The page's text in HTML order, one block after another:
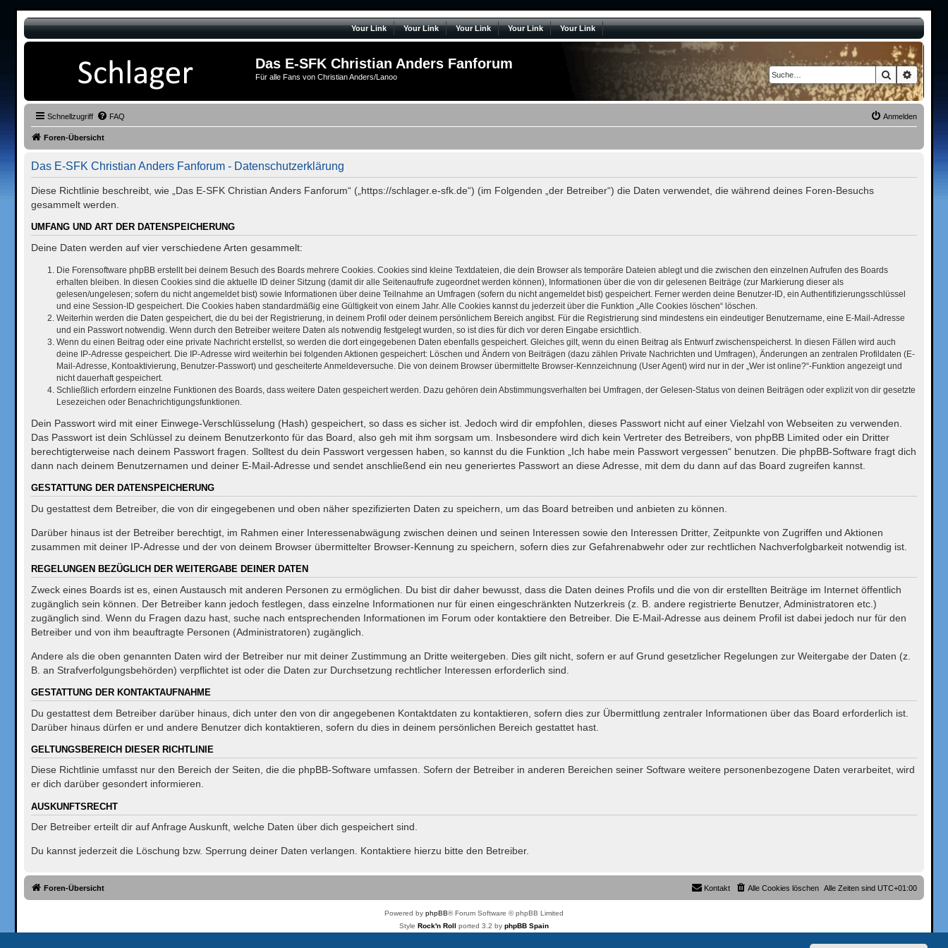
Your Link Your Link Your Link Your Link Your Link
Das E-SFK Christian Anders Fanforum
Für alle Fans von Christian Anders/Lanoo Suche
Schnellzugriff FAQ Anmelden
Foren-Übersicht
Das E-SFK Christian Anders Fanforum - Datenschutzerklärung
Diese Richtlinie beschreibt, wie „Das E-SFK Christian Anders Fanforum“ („https://schlager.e-sfk.de“) (im Folgenden „der Betreiber“) die Daten verwendet, die während deines Foren-Besuchs
gesammelt werden.
UMFANG UND ART DER DATENSPEICHERUNG
Deine Daten werden auf vier verschiedene Arten gesammelt:
Die Forensoftware phpBB erstellt bei deinem Besuch des Boards mehrere Cookies. Cookies sind kleine Textdateien, die dein Browser als temporäre Dateien ablegt und die zwischen den einzelnen Aufrufen des Boards
erhalten bleiben. In diesen Cookies sind die aktuelle ID deiner Sitzung (damit dir alle Seitenaufrufe zugeordnet werden können), Informationen über die von dir gelesenen Beiträge (zur Markierung dieser als
gelesen/ungelesen; sofern du nicht angemeldet bist) sowie Informationen über deine Teilnahme an Umfragen (sofern du nicht angemeldet bist) gespeichert. Ferner werden deine Benutzer-ID, ein Authentifizierungsschlüssel
und eine Session-ID gespeichert. Die Cookies haben standardmäßig eine Gültigkeit von einem Jahr. Alle Cookies kannst du jederzeit über die Funktion „Alle Cookies löschen“ löschen.
Weiterhin werden die Daten gespeichert, die du bei der Registrierung, in deinem Profil oder deinem persönlichem Bereich angibst. Für die Registrierung sind mindestens ein eindeutiger Benutzername, eine E-Mail-Adresse
und ein Passwort notwendig. Wenn durch den Betreiber weitere Daten als notwendig festgelegt wurden, so ist dies für dich vor deren Eingabe ersichtlich.
Wenn du einen Beitrag oder eine private Nachricht erstellst, so werden die dort eingegebenen Daten ebenfalls gespeichert. Gleiches gilt, wenn du einen Beitrag als Entwurf zwischenspeicherst. In diesen Fällen wird auch
deine IP-Adresse gespeichert. Die IP-Adresse wird weiterhin bei folgenden Aktionen gespeichert: Löschen und Ändern von Beiträgen (dazu zählen Private Nachrichten und Umfragen), Änderungen an zentralen Profildaten (E-
Mail-Adresse, Kontoaktivierung, Benutzer-Passwort) und gescheiterte Anmeldeversuche. Die von deinem Browser übermittelte Browser-Kennzeichnung (User Agent) wird nur in der „Wer ist online?“-Funktion angezeigt und
nicht dauerhaft gespeichert.
Schließlich erfordern einzelne Funktionen des Boards, dass weitere Daten gespeichert werden. Dazu gehören dein Abstimmungsverhalten bei Umfragen, der Gelesen-Status von deinen Beiträgen oder explizit von dir gesetzte
Lesezeichen oder Benachrichtigungsfunktionen.
Dein Passwort wird mit einer Einwege-Verschlüsselung (Hash) gespeichert, so dass es sicher ist. Jedoch wird dir empfohlen, dieses Passwort nicht auf einer Vielzahl von Webseiten zu verwenden.
Das Passwort ist dein Schlüssel zu deinem Benutzerkonto für das Board, also geh mit ihm sorgsam um. Insbesondere wird dich kein Vertreter des Betreibers, von phpBB Limited oder ein Dritter
berechtigterweise nach deinem Passwort fragen. Solltest du dein Passwort vergessen haben, so kannst du die Funktion „Ich habe mein Passwort vergessen“ benutzen. Die phpBB-Software fragt dich
dann nach deinem Benutzernamen und deiner E-Mail-Adresse und sendet anschließend ein neu generiertes Passwort an diese Adresse, mit dem du dann auf das Board zugreifen kannst.
GESTATTUNG DER DATENSPEICHERUNG
Du gestattest dem Betreiber, die von dir eingegebenen und oben näher spezifizierten Daten zu speichern, um das Board betreiben und anbieten zu können.
Darüber hinaus ist der Betreiber berechtigt, im Rahmen einer Interessenabwägung zwischen deinen und seinen Interessen sowie den Interessen Dritter, Zeitpunkte von Zugriffen und Aktionen
zusammen mit deiner IP-Adresse und der von deinem Browser übermittelter Browser-Kennung zu speichern, sofern dies zur Gefahrenabwehr oder zur rechtlichen Nachverfolgbarkeit notwendig ist.
REGELUNGEN BEZÜGLICH DER WEITERGABE DEINER DATEN
Zweck eines Boards ist es, einen Austausch mit anderen Personen zu ermöglichen. Du bist dir daher bewusst, dass die Daten deines Profils und die von dir erstellten Beiträge im Internet öffentlich
zugänglich sein können. Der Betreiber kann jedoch festlegen, dass einzelne Informationen nur für einen eingeschränkten Nutzerkreis (z. B. andere registrierte Benutzer, Administratoren etc.)
zugänglich sind. Wenn du Fragen dazu hast, suche nach entsprechenden Informationen im Forum oder kontaktiere den Betreiber. Die E-Mail-Adresse aus deinem Profil ist dabei jedoch nur für den
Betreiber und von ihm beauftragte Personen (Administratoren) zugänglich.
Andere als die oben genannten Daten wird der Betreiber nur mit deiner Zustimmung an Dritte weitergeben. Dies gilt nicht, sofern er auf Grund gesetzlicher Regelungen zur Weitergabe der Daten (z.
B. an Strafverfolgungsbehörden) verpflichtet ist oder die Daten zur Durchsetzung rechtlicher Interessen erforderlich sind.
GESTATTUNG DER KONTAKTAUFNAHME
Du gestattest dem Betreiber darüber hinaus, dich unter den von dir angegebenen Kontaktdaten zu kontaktieren, sofern dies zur Übermittlung zentraler Informationen über das Board erforderlich ist.
Darüber hinaus dürfen er und andere Benutzer dich kontaktieren, sofern du dies in deinem persönlichen Bereich gestattet hast.
GELTUNGSBEREICH DIESER RICHTLINIE
Diese Richtlinie umfasst nur den Bereich der Seiten, die die phpBB-Software umfassen. Sofern der Betreiber in anderen Bereichen seiner Software weitere personenbezogene Daten verarbeitet, wird
er dich darüber gesondert informieren.
AUSKUNFTSRECHT
Der Betreiber erteilt dir auf Anfrage Auskunft, welche Daten über dich gespeichert sind.
Du kannst jederzeit die Löschung bzw. Sperrung deiner Daten verlangen. Kontaktiere hierzu bitte den Betreiber.
Foren-Übersicht Alle Zeiten sindUTC+01:00
Alle Cookies löschen
Kontakt
Powered by phpBB® Forum Software © phpBB Limited
Style Rock'n Roll ported 3.2 by phpBB Spain